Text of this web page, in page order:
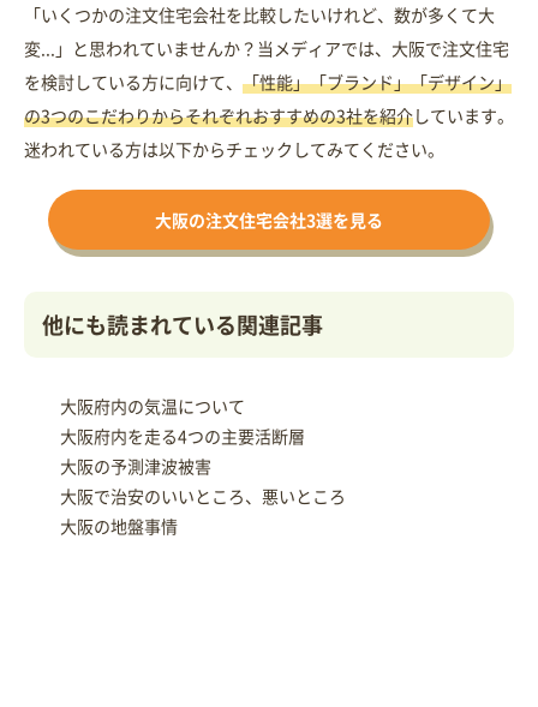
「いくつかの注文住宅会社を比較したいけれど、数が多くて大
変...」と思われていませんか？当メディアでは、大阪で注文住宅
を検討している方に向けて、 「性能」「ブランド」「デザイン」
の3つのこだわりからそれぞれおすすめの3社を紹介しています。
迷われている方は以下からチェックしてみてください。
大阪の注文住宅会社3選を見る
他にも読まれている関連記事
大阪府内の気温について
大阪府内を走る4つの主要活断層
大阪の予測津波被害
大阪で治安のいいところ、悪いところ
大阪の地盤事情